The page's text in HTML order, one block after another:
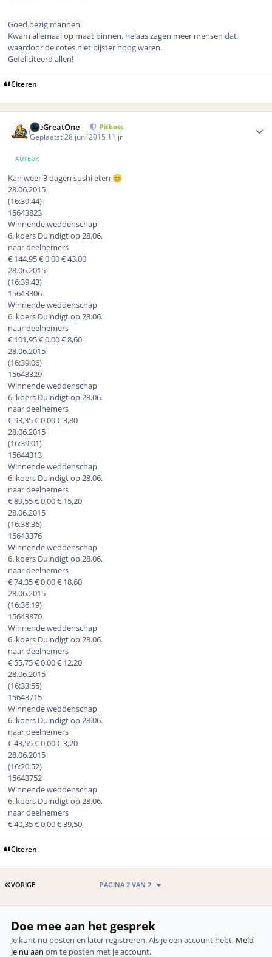
Goed bezig mannen.
Kwam allemaal op maat binnen, helaas zagen meer mensen dat
waardoor de cotes niet bijster hoog waren.
Gefeliciteerd allen!
Citeren
TheGreatOne Pitboss
Geplaatst 28 juni 2015 11 jr
AUTEUR
Kan weer 3 dagen sushi eten 😊
28.06.2015
(16:39:44)
15643823
Winnende weddenschap
6. koers Duindigt op 28.06.
naar deelnemers
€ 144,95 € 0,00 € 43,00
28.06.2015
(16:39:43)
15643306
Winnende weddenschap
6. koers Duindigt op 28.06.
naar deelnemers
€ 101,95 € 0,00 € 8,60
28.06.2015
(16:39:06)
15643329
Winnende weddenschap
6. koers Duindigt op 28.06.
naar deelnemers
€ 93,35 € 0,00 € 3,80
28.06.2015
(16:39:01)
15644313
Winnende weddenschap
6. koers Duindigt op 28.06.
naar deelnemers
€ 89,55 € 0,00 € 15,20
28.06.2015
(16:38:36)
15643376
Winnende weddenschap
6. koers Duindigt op 28.06.
naar deelnemers
€ 74,35 € 0,00 € 18,60
28.06.2015
(16:36:19)
15643870
Winnende weddenschap
6. koers Duindigt op 28.06.
naar deelnemers
€ 55,75 € 0,00 € 12,20
28.06.2015
(16:33:55)
15643715
Winnende weddenschap
6. koers Duindigt op 28.06.
naar deelnemers
€ 43,55 € 0,00 € 3,20
28.06.2015
(16:20:52)
15643752
Winnende weddenschap
6. koers Duindigt op 28.06.
naar deelnemers
€ 40,35 € 0,00 € 39,50
Citeren
EERSTE PAGINA
VORIGE PAGINA 2 VAN 2
Doe mee aan het gesprek
Je kunt nu posten en later registreren. Als je een account hebt, Meld
je nu aan om te posten met je account.